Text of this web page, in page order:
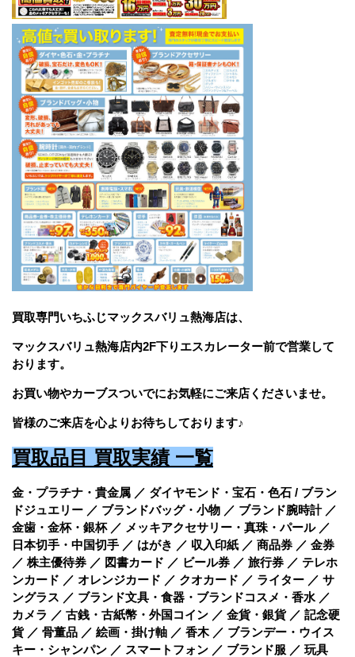
買取専門いちふじマックスバリュ熱海店は、
マックスバリュ熱海店内2F下りエスカレーター前で営業して
おります。
お買い物やカーブスついでにお気軽にご来店くださいませ。
皆様のご来店を心よりお待ちしております♪
買取品目 買取実績 一覧
金・プラチナ・貴金属 ／ ダイヤモンド・宝石・色石 / ブラン
ドジュエリー ／ ブランドバッグ・小物 ／ ブランド腕時計 ／
金歯・金杯・銀杯 ／ メッキアクセサリー・真珠・パール ／
日本切手・中国切手 ／ はがき ／ 収入印紙 ／ 商品券 ／ 金券
／ 株主優待券 ／ 図書カード ／ ビール券 ／ 旅行券 ／ テレホ
ンカード ／ オレンジカード ／ クオカード ／ ライター ／ サ
ングラス ／ ブランド文具・食器・ブランドコスメ・香水 ／
カメラ ／ 古銭・古紙幣・外国コイン ／ 金貨・銀貨 ／ 記念硬
貨 ／ 骨董品 ／ 絵画・掛け軸 ／ 香木 ／ ブランデー・ウイス
キー・シャンパン ／ スマートフォン ／ ブランド服 ／ 玩具